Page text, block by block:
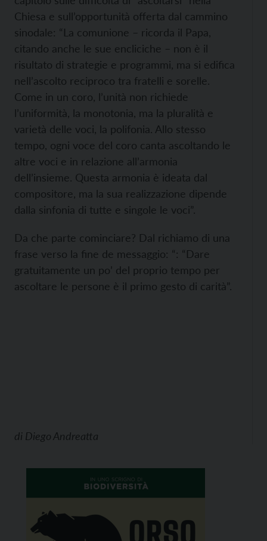
Chiesa e sull’opportunità offerta dal cammino
sinodale: “La comunione – ricorda il Papa,
citando anche le sue encliciche – non è il
risultato di strategie e programmi, ma si edifica
nell’ascolto reciproco tra fratelli e sorelle.
Come in un coro, l’unità non richiede
l’uniformità, la monotonia, ma la pluralità e
varietà delle voci, la polifonia. Allo stesso
tempo, ogni voce del coro canta ascoltando le
altre voci e in relazione all’armonia
dell’insieme. Questa armonia è ideata dal
compositore, ma la sua realizzazione dipende
dalla sinfonia di tutte e singole le voci”.
Da che parte cominciare? Dal richiamo di una
frase verso la fine de messaggio: “: “Dare
gratuitamente un po’ del proprio tempo per
ascoltare le persone è il primo gesto di carità”.
di Diego Andreatta